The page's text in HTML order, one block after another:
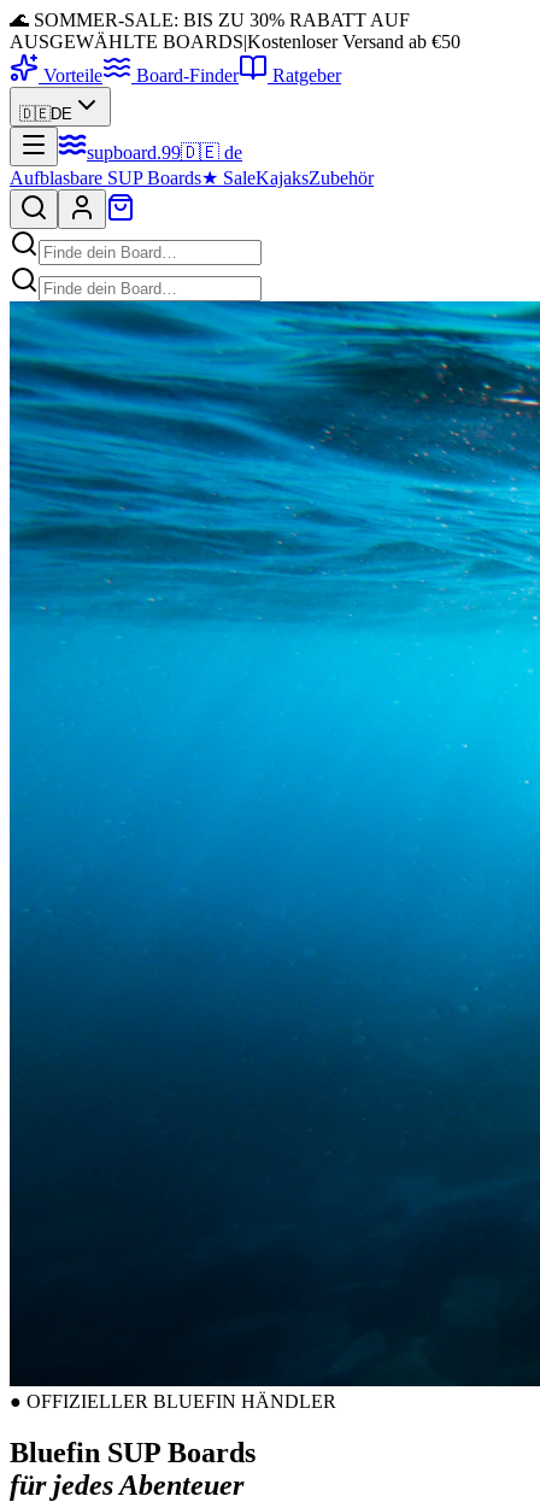
🌊 SOMMER-SALE: BIS ZU 30% RABATT AUF
AUSGEWÄHLTE BOARDS|Kostenloser Versand ab €50
Vorteile
Board-Finder Ratgeber
🇩🇪DE
supboard.99🇩🇪 de
Aufblasbare SUP Boards★ SaleKajaksZubehör
● OFFIZIELLER BLUEFIN HÄNDLER
Bluefin SUP Boards
für jedes Abenteuer